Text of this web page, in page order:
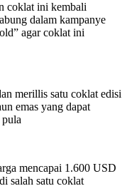
coklat ini kembali
dalam kampanye
agar coklat ini
merillis satu coklat edisi
emas yang dapat
mencapai 1.600 USD
salah satu coklat